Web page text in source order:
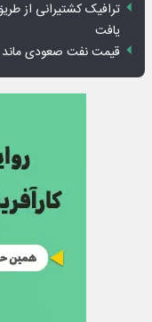
یافت
قیمت نفت صعودی ماند